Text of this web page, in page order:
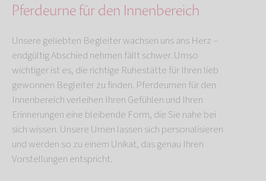
Pferdeurne für den Innenbereich
Unsere geliebten Begleiter wachsen uns ans Herz –
endgültig Abschied nehmen fällt schwer. Umso
wichtiger ist es, die richtige Ruhestätte für Ihren lieb
gewonnen Begleiter zu finden. Pferdeurnen für den
Innenbereich verleihen Ihren Gefühlen und Ihren
Erinnerungen eine bleibende Form, die Sie nahe bei
sich wissen. Unsere Urnen lassen sich personalisieren
und werden so zu einem Unikat, das genau Ihren
Vorstellungen entspricht.